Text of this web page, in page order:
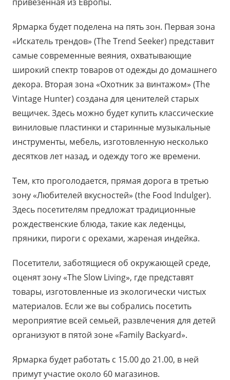
Ярмарка будет поделена на пять зон. Первая зона
«Искатель трендов» (Тhe Trend Seeker) представит
самые современные веяния, охватывающие
широкий спектр товаров от одежды до домашнего
декора. Вторая зона «Охотник за винтажом» (The
Vintage Hunter) создана для ценителей старых
вещичек. Здесь можно будет купить классические
виниловые пластинки и старинные музыкальные
инструменты, мебель, изготовленную несколько
десятков лет назад, и одежду того же времени.
Тем, кто проголодается, прямая дорога в третью
зону «Любителей вкусностей» (the Food Indulger).
Здесь посетителям предложат традиционные
рождественские блюда, такие как леденцы,
пряники, пироги с орехами, жареная индейка.
Посетители, заботящиеся об окружающей среде,
оценят зону «Тhe Slow Living», где представят
товары, изготовленные из экологически чистых
материалов. Если же вы собрались посетить
мероприятие всей семьей, развлечения для детей
организуют в пятой зоне «Family Backyard».
Ярмарка будет работать с 15.00 до 21.00, в ней
примут участие около 60 магазинов.